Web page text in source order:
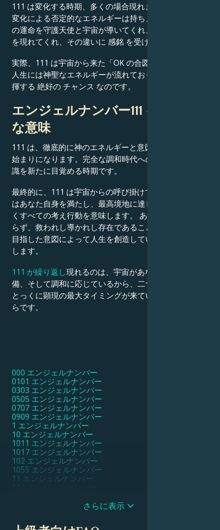
111 は変化する時期、多くの場合現れます。 強制的な
変化による否定的なエネルギーは持ちません。 あなた
の運命を守護天使と宇宙が導いてくれ、新しいはじまり
を現れてくれ、その違いに 感銘 を受けるからです。
実際、111 は宇宙から来た「OK の合図」で、あなたの
人生には神聖なエネルギーが流れており、今 実力 を発
揮する 絶好の チャンス なのです。
エンジェルナンバー111 – 最終的
な意味
111 は、徹底的に神のエネルギーと意図を込めた最新の
始まりになります。完全な調和時代への到来、そして意
識を新たに目覚める時期です。
最終的に、111 は宇宙からの呼び掛けであり、その目的
はあなた自身を満たし、最高境地に達した自己の中に置
くすべての考え行動を意味します。 あなたが1人とは限
らず、救われし導かれし存在であること、そして最高の
目指した意図によって人生を創造していくことを思い出
します。
111 が繰り返し現れるのは、宇宙があなたの集中、準
備、そして調和に応じているから、二つは完全に揃い、
とっくに顕現の最大タイミングが来ているサイン だか
らです。
000 エンジェルナンバー
0101 エンジェルナンバー
0303 エンジェルナンバー
0505 エンジェルナンバー
0707 エンジェルナンバー
0909 エンジェルナンバー
1 エンジェルナンバー
10 エンジェルナンバー
1011 エンジェルナンバー
1017 エンジェルナンバー
102 エンジェルナンバー
1055 エンジェルナンバー
11 エンジェルナンバー
11111 エンジェルナンバー
1115 エンジェルナンバー
1117 エンジェルナンバー
さらに表示